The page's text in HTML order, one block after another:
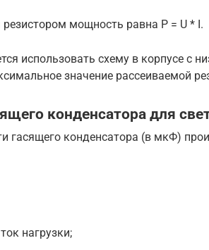
мощность равна P = U * I.
использовать схему в корпусе с
значение рассеиваемой
конденсатора для
гасящего конденсатора (в мкФ)
нагрузки;